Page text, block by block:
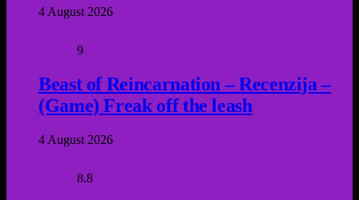
4 August 2026
9
Beast of Reincarnation – Recenzija –
(Game) Freak off the leash
4 August 2026
8.8